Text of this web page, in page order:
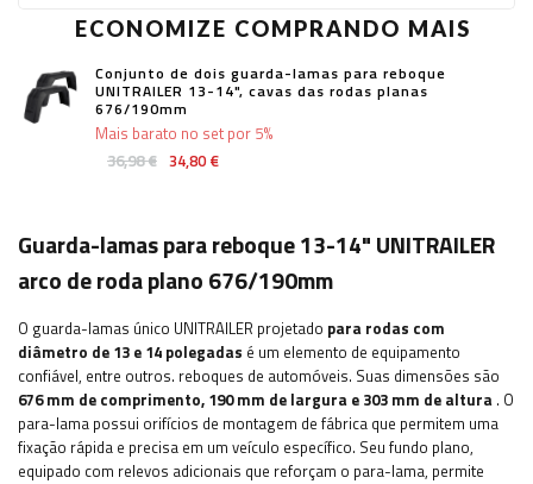
ECONOMIZE COMPRANDO MAIS
Conjunto de dois guarda-lamas para reboque
UNITRAILER 13-14", cavas das rodas planas
676/190mm
36,98 € 34,80 €
Mais barato no set por 5%
Guarda-lamas para reboque 13-14" UNITRAILER
arco de roda plano 676/190mm
O guarda-lamas único UNITRAILER projetado para rodas com
diâmetro de 13 e 14 polegadas é um elemento de equipamento
confiável, entre outros. reboques de automóveis. Suas dimensões são
676 mm de comprimento, 190 mm de largura e 303 mm de altura . O
para-lama possui orifícios de montagem de fábrica que permitem uma
fixação rápida e precisa em um veículo específico. Seu fundo plano,
equipado com relevos adicionais que reforçam o para-lama, permite